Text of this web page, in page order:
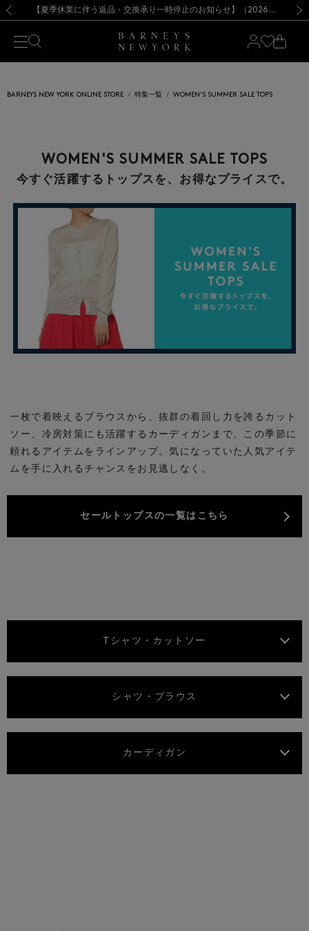
新規登録のお客様も対象！＜MY BARNEYS＞会員のお客様は11,000円（税込）以上のお買上げで常時送料無料！お買い物の際は会員登録を！
【夏季休業に伴う出荷一時停止のお知らせ】(2026.8.7) 【オンラインストア カスタマーセンター夏季休業に関するお知らせ】（2026.8.7）【夏季休業に伴う返品・交換承り一時停止のお知らせ】（2026.8.5）
熊本県を中心とした地震の影響によるお荷物のお届けについて
【開催中】SUMMER SALEのご案内・ご注意事項 新規登録のお客様も対象！＜MY BARNEYS＞会員のお客様は11,000円（税込）以上のお買上げで常時送料無料！お買い物の際は会員登録を！
【夏季休業に伴う出荷一時停止のお知らせ】(2026.8.7)
BARNEYS NEW YORK ONLINE STORE 特集一覧 WOMEN'S SUMMER SALE TOPS
WOMEN'S SUMMER SALE TOPS
今すぐ活躍するトップスを、お得なプライスで。
一枚で着映えるブラウスから、抜群の着回し力を誇るカット
ソー、冷房対策にも活躍するカーディガンまで、
この季節に
頼れるアイテムをラインアップ。気になっていた人気アイテ
ムを手に入れるチャンスをお見逃しなく。
セールトップスの一覧はこちら
Tシャツ・カットソー
シャツ・ブラウス
カーディガン